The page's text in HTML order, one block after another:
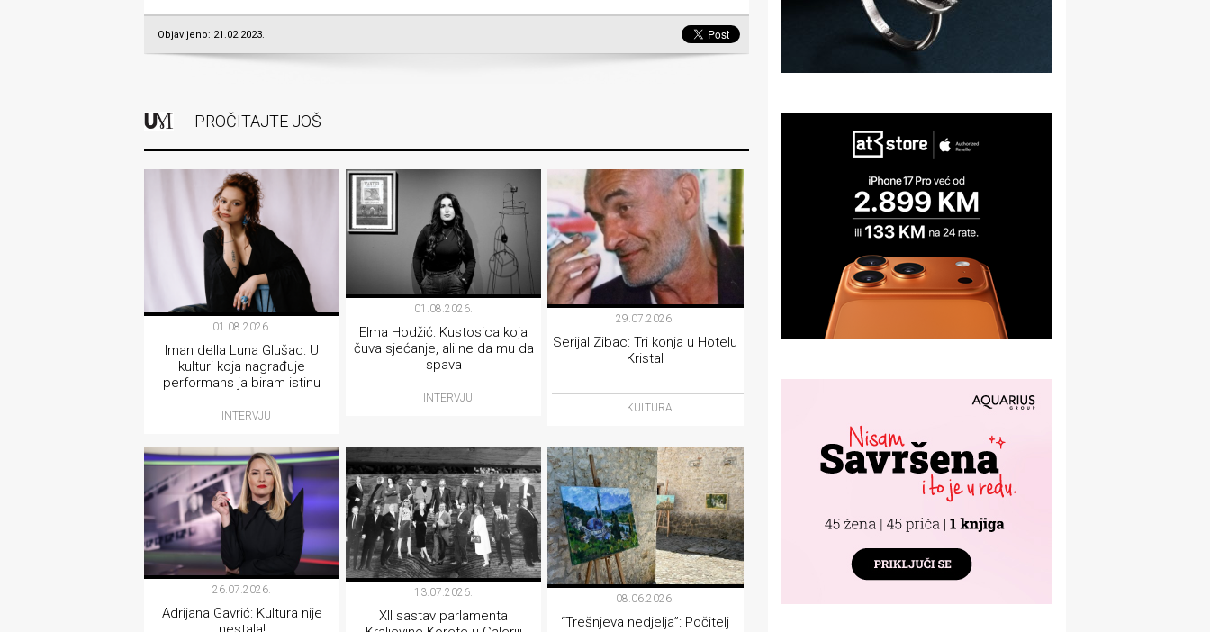
Objavljeno: 21.02.2023.
PROČITAJTE JOŠ
01.08.2026.
Iman della Luna Glušac: U
kulturi koja nagrađuje
performans ja biram istinu
INTERVJU
01.08.2026.
Elma Hodžić: Kustosica koja
čuva sjećanje, ali ne da mu da
spava
INTERVJU
29.07.2026.
Serijal Zibac: Tri konja u Hotelu
Kristal
KULTURA
26.07.2026.
Adrijana Gavrić: Kultura nije
13.07.2026.
XII sastav parlamenta
08.06.2026.
“Trešnjeva nedjelja”: Počitelj